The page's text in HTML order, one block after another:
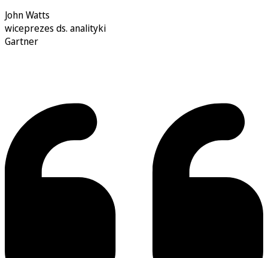
John Watts
wiceprezes ds. analityki
Gartner